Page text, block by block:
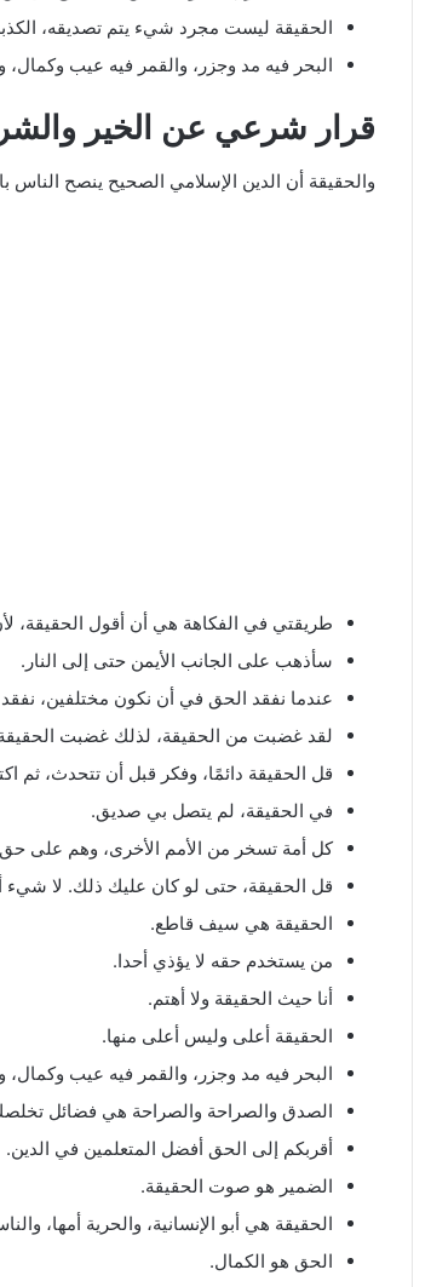
الحقيقة ليست مجرد شيء يتم تصديقه،
البحر فيه مد وجزر، والقمر فيه عيب وكمال،
قرار شرعي عن الخير والشر
والحقيقة أن الدين الإسلامي الصحيح ينصح الناس
طريقتي في الفكاهة هي أن أقول الحقيقة،
سأذهب على الجانب الأيمن حتى إلى النار.
عندما نفقد الحق في أن نكون مختلفين، نفقد
لقد غضبت من الحقيقة، لذلك غضبت
قل الحقيقة دائمًا، وفكر قبل أن تتحدث، ثم
في الحقيقة، لم يتصل بي صديق.
كل أمة تسخر من الأمم الأخرى، وهم على
قل الحقيقة، حتى لو كان عليك ذلك. لا شيء
الحقيقة هي سيف قاطع.
من يستخدم حقه لا يؤذي أحدا.
أنا حيث الحقيقة ولا أهتم.
الحقيقة أعلى وليس أعلى منها.
البحر فيه مد وجزر، والقمر فيه عيب وكمال،
الصدق والصراحة والصراحة هي فضائل
أقربكم إلى الحق أفضل المتعلمين في الدين.
الضمير هو صوت الحقيقة.
الحقيقة هي أبو الإنسانية، والحرية أمها،
الحق هو الكمال.